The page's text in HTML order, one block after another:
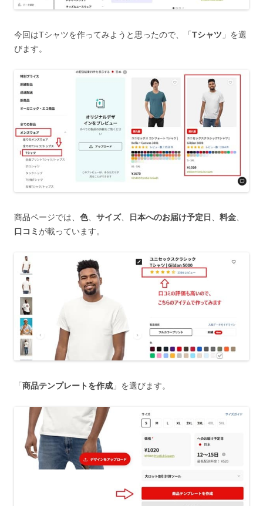
今回はTシャツを作ってみようと思ったので、「Tシャツ 」を選
びます。
商品ページでは、 色、 サイズ、 日本へのお届け予定日 料金
口コミ が載っています。
「商品テンプレートを作成 」を選びます。